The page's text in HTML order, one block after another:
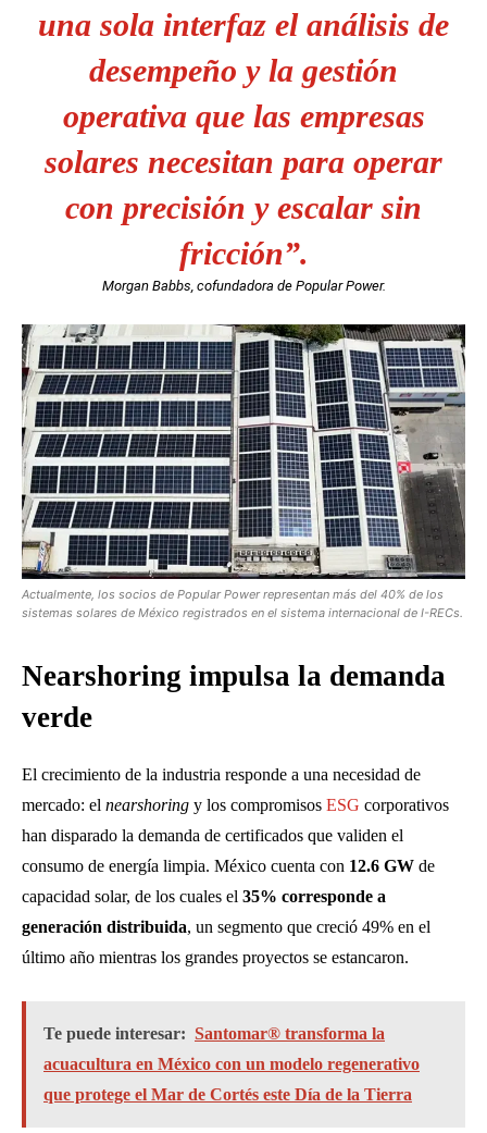
una sola interfaz el análisis de
desempeño y la gestión
operativa que las empresas
solares necesitan para operar
con precisión y escalar sin
fricción”.
Morgan Babbs, cofundadora de Popular Power.
Actualmente, los socios de Popular Power representan más del 40% de los
sistemas solares de México registrados en el sistema internacional de I-RECs.
Nearshoring impulsa la demanda
verde
El crecimiento de la industria responde a una necesidad de
mercado: el nearshoring y los compromisos ESG corporativos
han disparado la demanda de certificados que validen el
consumo de energía limpia. México cuenta con 12.6 GW de
capacidad solar, de los cuales el 35% corresponde a
generación distribuida, un segmento que creció 49% en el
último año mientras los grandes proyectos se estancaron.
Te puede interesar: Santomar® transforma la
acuacultura en México con un modelo regenerativo
que protege el Mar de Cortés este Día de la Tierra